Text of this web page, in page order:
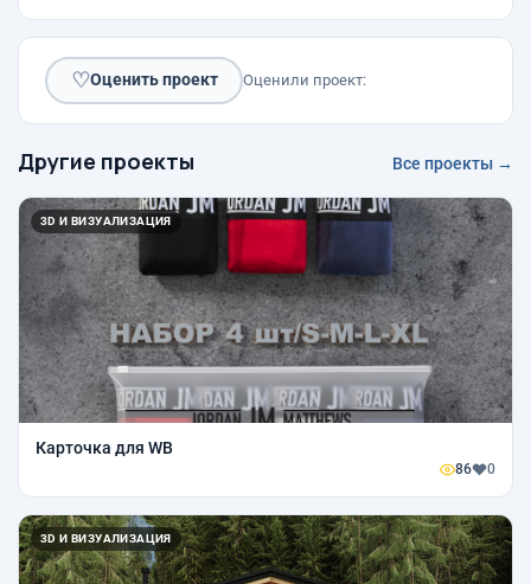
♡Оценить проект Оценили проект:
Другие проекты Все проекты →
3D И ВИЗУАЛИЗАЦИЯ
Карточка для WB
86 0
3D И ВИЗУАЛИЗАЦИЯ